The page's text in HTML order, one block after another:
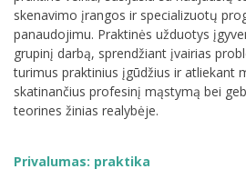
skenavimo įrangos ir specializuotų
panaudojimu. Praktinės užduotys
grupinį darbą, sprendžiant įvairias
turimus praktinius įgūdžius ir atliekant
skatinančius profesinį mąstymą bei
teorines žinias realybėje.
Privalumas: praktika